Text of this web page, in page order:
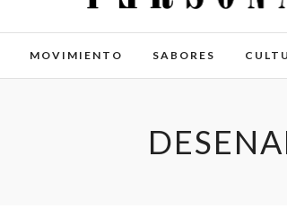
MOVIMIENTO SABORES